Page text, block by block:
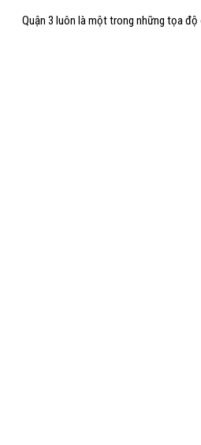
Quận 3 luôn là một trong những tọa